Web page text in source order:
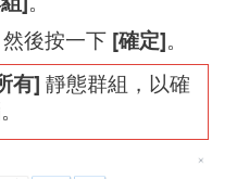
後按一下 [確定]。
有] 靜態群組，以確